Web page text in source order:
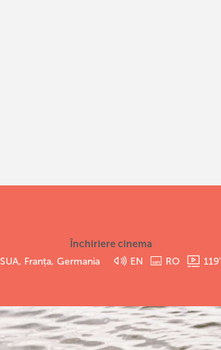
Închiriere cinema
Franța, Germania EN RO 119'